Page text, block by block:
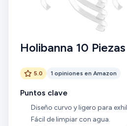
Holibanna 10 Piezas
5.0 1 opiniones en Amazon
Puntos clave
Diseño curvo y ligero para
Fácil de limpiar con agua.